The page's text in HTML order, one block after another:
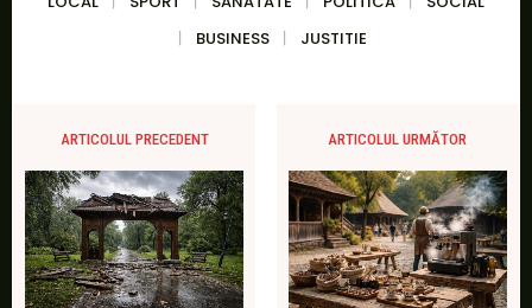
BUSINESS
JUSTITIE
ARTICOLUL PRECEDENT ARTICOLUL URMĂTOR